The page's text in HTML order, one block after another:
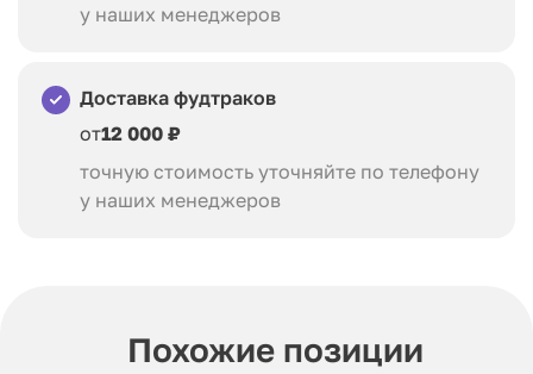
у наших менеджеров
Доставка фудтраков
от12 000 ₽
точную стоимость уточняйте по телефону
у наших менеджеров
Похожие позиции